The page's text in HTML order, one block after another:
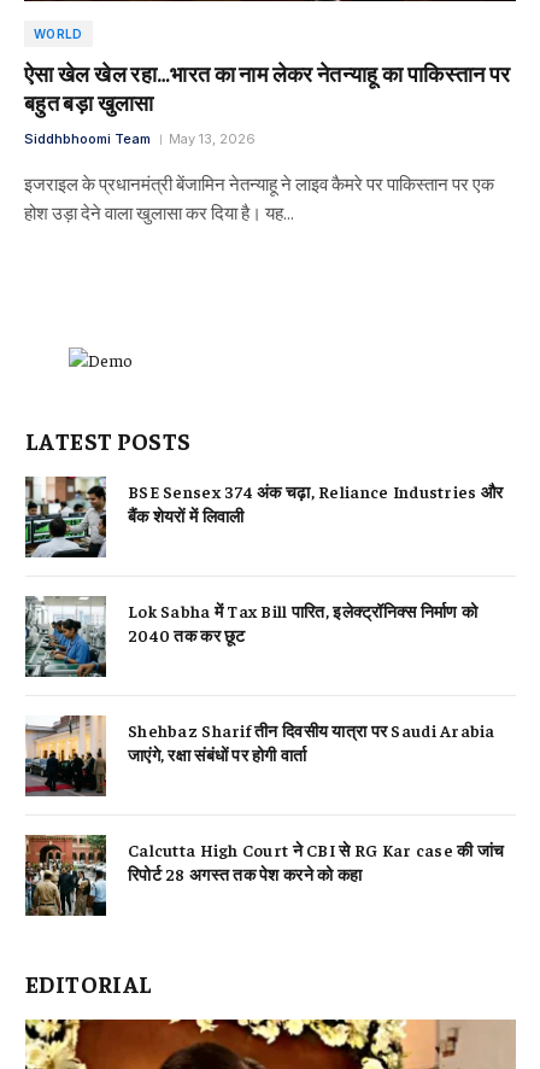
WORLD
ऐसा खेल खेल रहा…भारत का नाम लेकर नेतन्याहू का पाकिस्तान पर
बहुत बड़ा खुलासा
Siddhbhoomi Team May 13, 2026
इजराइल के प्रधानमंत्री बेंजामिन नेतन्याहू ने लाइव कैमरे पर पाकिस्तान पर एक
होश उड़ा देने वाला खुलासा कर दिया है। यह…
LATEST POSTS
BSE Sensex 374 अंक चढ़ा, Reliance Industries और
बैंक शेयरों में लिवाली
Lok Sabha में Tax Bill पारित, इलेक्ट्रॉनिक्स निर्माण को
2040 तक कर छूट
Shehbaz Sharif तीन दिवसीय यात्रा पर Saudi Arabia
जाएंगे, रक्षा संबंधों पर होगी वार्ता
Calcutta High Court ने CBI से RG Kar case की जांच
रिपोर्ट 28 अगस्त तक पेश करने को कहा
EDITORIAL